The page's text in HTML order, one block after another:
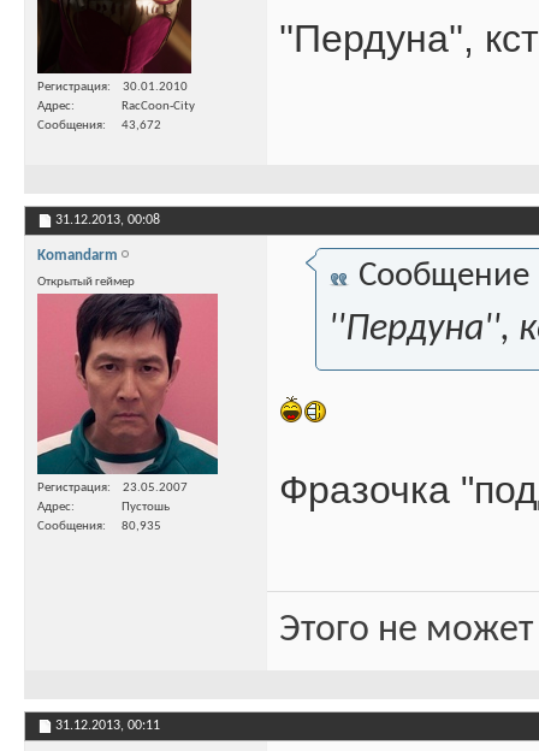
Регистрация
30.01.2010
Адрес
RacCoon-City
Сообщения
43,672
''Пердуна'',
31.12.2013, 00:08
Komandarm
Открытый геймер
Регистрация
23.05.2007
Адрес
Пустошь
Сообщения
80,935
Сообщение
''Пердуна'',
Фразочка
Этого не
31.12.2013, 00:11